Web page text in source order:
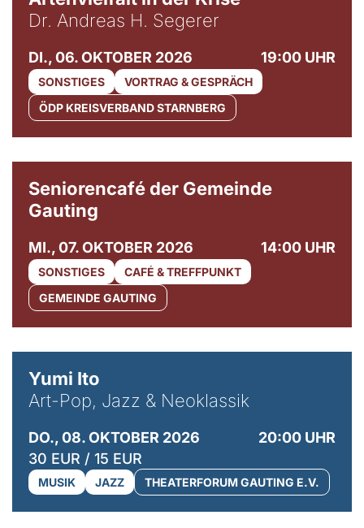
Dr. Andreas H. Segerer
DI., 06. OKTOBER 2026 19:00 UHR
SONSTIGES
VORTRAG & GESPRÄCH
ÖDP KREISVERBAND STARNBERG
Seniorencafé der Gemeinde
Gauting
MI., 07. OKTOBER 2026 14:00 UHR
SONSTIGES
CAFÉ & TREFFPUNKT
GEMEINDE GAUTING
Yumi Ito
Art-Pop, Jazz & Neoklassik
DO., 08. OKTOBER 2026
20:00 UHR
30 EUR / 15 EUR
MUSIK JAZZ THEATERFORUM GAUTING E.V.